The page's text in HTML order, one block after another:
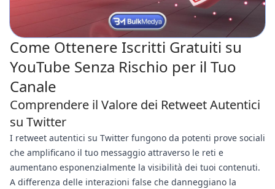
Come Ottenere Iscritti Gratuiti su
YouTube Senza Rischio per il Tuo
Canale
Comprendere il Valore dei Retweet Autentici
su Twitter
I retweet autentici su Twitter fungono da potenti prove sociali
che amplificano il tuo messaggio attraverso le reti e
aumentano esponenzialmente la visibilità dei tuoi contenuti.
A differenza delle interazioni false che danneggiano la